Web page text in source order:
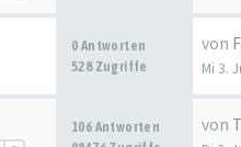
0 Antworten
528 Zugriffe
von
Mi 3.
106 Antworten
von